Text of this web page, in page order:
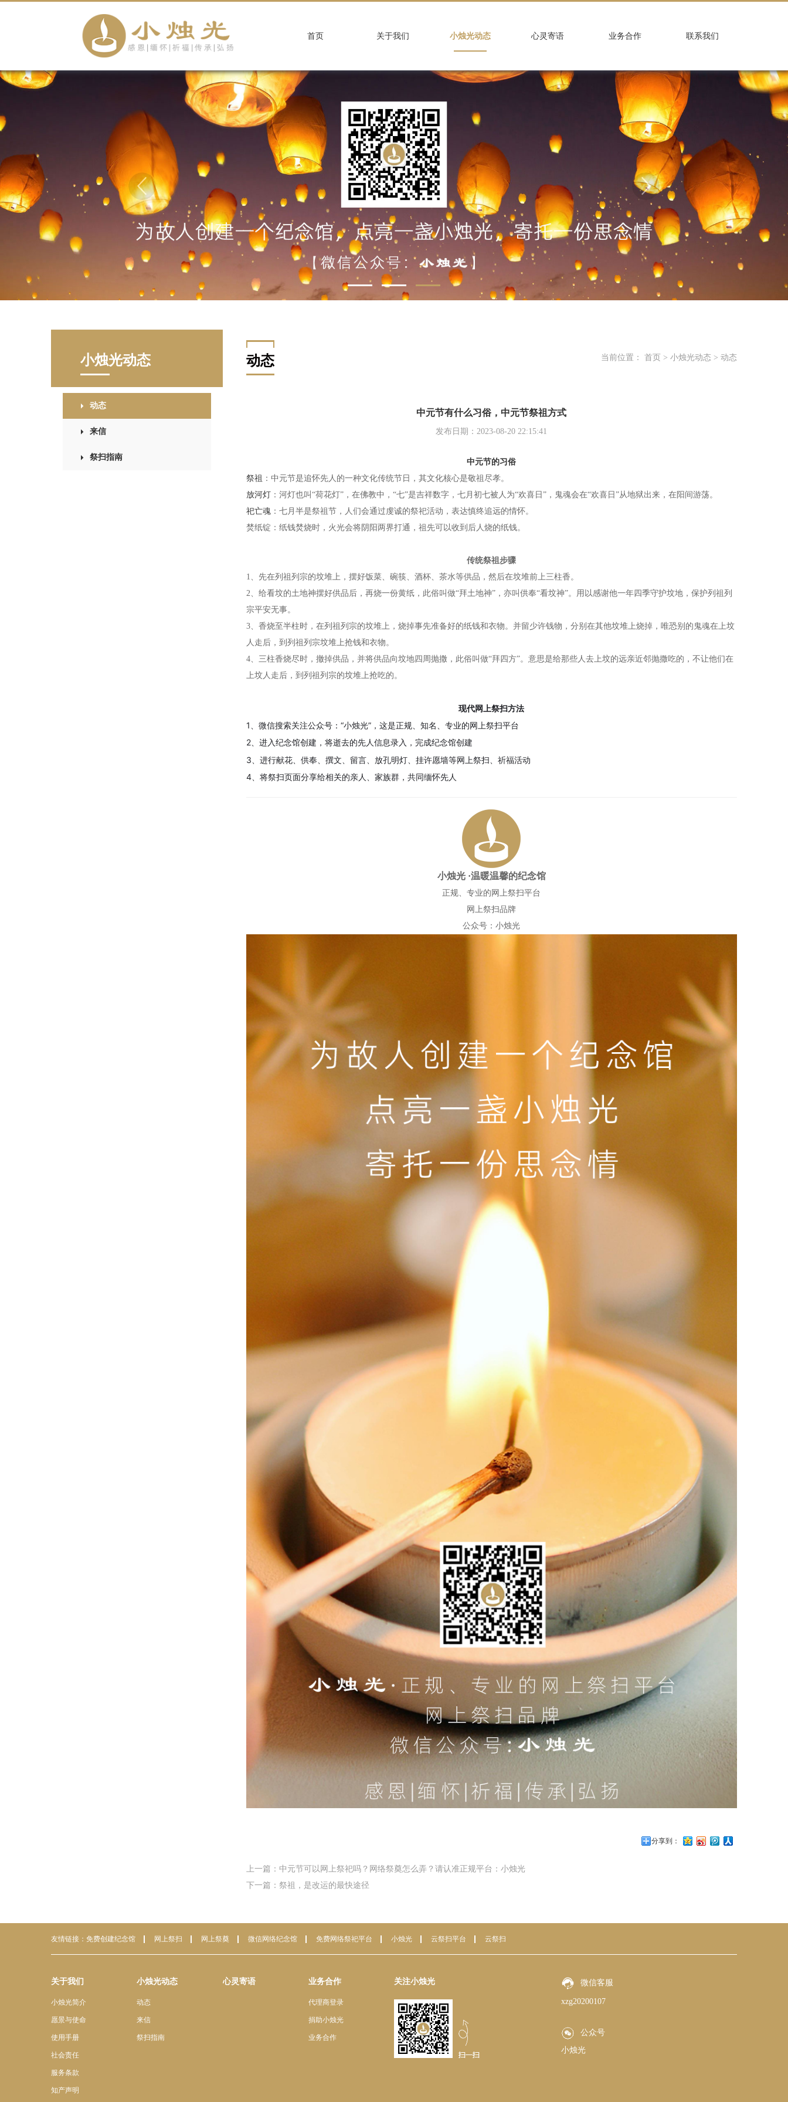
首页 关于我们 小烛光动态 心灵寄语 业务合作 联系我们
小烛光动态
动态
来信
祭扫指南
动态 当前位置： 首页 > 小烛光动态 > 动态
中元节有什么习俗，中元节祭祖方式
发布日期：2023-08-20 22:15:41
中元节的习俗
祭祖 ：中元节是追怀先人的一种文化传统节日，其文化核心是敬祖尽孝。
放河灯：河灯也叫“荷花灯”，在佛教中，“七”是吉祥数字，七月初七被人为“欢喜日”，鬼魂会在“欢喜日”从地狱出来，在阳间游荡。
祀亡魂：七月半是祭祖节，人们会通过虔诚的祭祀活动，表达慎终追远的情怀。
焚纸锭：纸钱焚烧时，火光会将阴阳两界打通，祖先可以收到后人烧的纸钱。
传统祭祖步骤
1、先在列祖列宗的坟堆上，摆好饭菜、碗筷、酒杯、茶水等供品，然后在坟堆前上三柱香。
2、给看坟的土地神摆好供品后，再烧一份黄纸，此俗叫做“拜土地神”，亦叫供奉“看坟神”。用以感谢他一年四季守护坟地，保护列祖列
宗平安无事。
3、香烧至半柱时，在列祖列宗的坟堆上，烧掉事先准备好的纸钱和衣物。并留少许钱物，分别在其他坟堆上烧掉，唯恐别的鬼魂在上坟
人走后，到列祖列宗坟堆上抢钱和衣物。
4、三柱香烧尽时，撤掉供品，并将供品向坟地四周抛撒，此俗叫做“拜四方”。意思是给那些人去上坟的远亲近邻抛撒吃的，不让他们在
上坟人走后，到列祖列宗的坟堆上抢吃的。
现代网上祭扫方法
1、微信搜索关注公众号：“小烛光”，这是正规、知名、专业的网上祭扫平台
2、进入纪念馆创建，将逝去的先人信息录入，完成纪念馆创建
3、进行献花、供奉、撰文、留言、放孔明灯、挂许愿墙等网上祭扫、祈福活动
4、将祭扫页面分享给相关的亲人、家族群，共同缅怀先人
小烛光 ·温暖温馨的纪念馆
正规、专业的网上祭扫平台
网上祭扫品牌
公众号：小烛光
分享到：
上一篇：中元节可以网上祭祀吗？网络祭奠怎么弄？请认准正规平台：小烛光
下一篇：祭祖，是改运的最快途径
友情链接： 免费创建纪念馆 网上祭扫 网上祭奠 微信网络纪念馆 免费网络祭祀平台 小烛光 云祭扫平台 云祭扫
关于我们
小烛光简介
愿景与使命
使用手册
社会责任
服务条款
知产声明
小烛光动态
动态
来信
祭扫指南
心灵寄语 业务合作
代理商登录
捐助小烛光
业务合作
关注小烛光 微信客服
xzg20200107
公众号
小烛光